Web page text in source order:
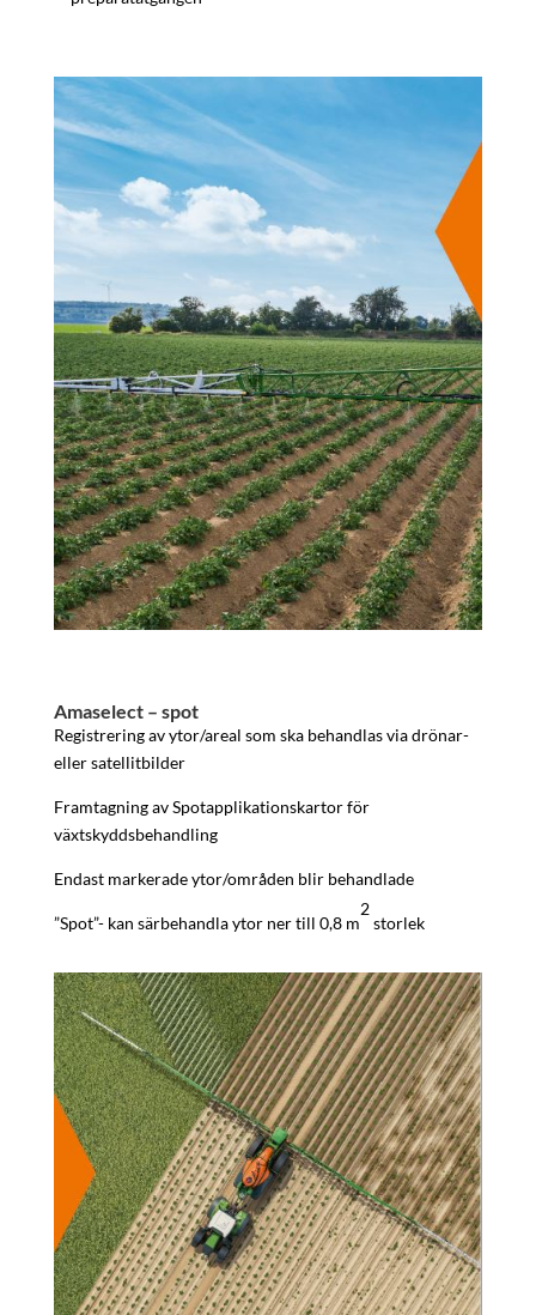
Amaselect – spot
Registrering av ytor/areal som ska behandlas via drönar-
eller satellitbilder
Framtagning av Spotapplikationskartor för
växtskyddsbehandling
Endast markerade ytor/områden blir behandlade
”Spot”- kan särbehandla ytor ner till 0,8 m
2
storlek